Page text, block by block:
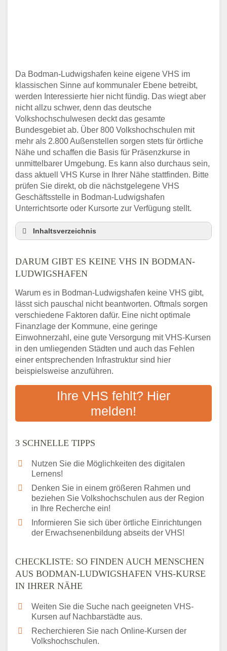
Da Bodman-Ludwigshafen keine eigene VHS im
klassischen Sinne auf kommunaler Ebene betreibt,
werden Interessierte hier nicht fündig. Das wiegt aber
nicht allzu schwer, denn das deutsche
Volkshochschulwesen deckt das gesamte
Bundesgebiet ab. Über 800 Volkshochschulen mit
mehr als 2.800 Außenstellen sorgen stets für örtliche
Nähe und schaffen die Basis für Präsenzkurse in
unmittelbarer Umgebung. Es kann also durchaus sein,
dass aktuell VHS Kurse in Ihrer Nähe stattfinden. Bitte
prüfen Sie direkt, ob die nächstgelegene VHS
Geschäftsstelle in Bodman-Ludwigshafen
Unterrichtsorte oder Kursorte zur Verfügung stellt.
Inhaltsverzeichnis
Ludwigshafen
3 schnelle Tipps
Bodman-Ludwigshafen VHS-Kurse in Ihrer
Nähe
Abendschule in der Region rund um
Bodman-Ludwigshafen
VHS steht für Erwachsenenbildung
Online-Kurse: Alternative Angebote zum
VHS-Kurs
Checkliste: Darauf kommt es bei
Bildungsangeboten an
Das bundesweite Volkshochschulwesen
DARUM GIBT ES KEINE VHS IN BODMAN-
LUDWIGSHAFEN
Warum es in Bodman-Ludwigshafen keine VHS gibt,
lässt sich pauschal nicht beantworten. Oftmals sorgen
verschiedene Faktoren dafür. Eine nicht optimale
Finanzlage der Kommune, eine geringe
Einwohnerzahl, eine gute Versorgung mit VHS-Kursen
in den umliegenden Städten und auch das Fehlen
einer entsprechenden Infrastruktur sind hier
beispielsweise anzuführen.
Ihre VHS fehlt? Hier
melden!
3 SCHNELLE TIPPS
Nutzen Sie die Möglichkeiten des digitalen
Lernens!
Denken Sie in einem größeren Rahmen und
beziehen Sie Volkshochschulen aus der Region
in Ihre Recherche ein!
Informieren Sie sich über örtliche Einrichtungen
der Erwachsenenbildung abseits der VHS!
CHECKLISTE: SO FINDEN AUCH MENSCHEN
AUS BODMAN-LUDWIGSHAFEN VHS-KURSE
IN IHRER NÄHE
Weiten Sie die Suche nach geeigneten VHS-
Kursen auf Nachbarstädte aus.
Recherchieren Sie nach Online-Kursen der
Volkshochschulen.